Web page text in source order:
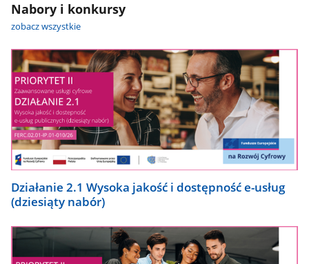
Nabory i konkursy
zobacz wszystkie
Działanie 2.1 Wysoka jakość i dostępność e-usług
(dziesiąty nabór)